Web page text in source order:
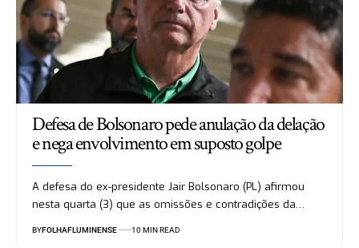
Defesa de Bolsonaro pede anulação da delação
e nega envolvimento em suposto golpe
A defesa do ex-presidente Jair Bolsonaro (PL) afirmou
nesta quarta (3) que as omissões e contradições da…
BYFOLHAFLUMINENSE 10 MIN READ